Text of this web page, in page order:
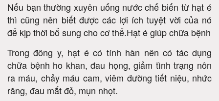
Nếu bạn thường xuyên uống nước chế biến từ hạt é
thì cũng nên biết được các lợi ích tuyệt vời của nó
để kịp thời bổ sung cho cơ thể.Hạt é giúp chữa bệnh
Trong đông y, hạt é có tính hàn nên có tác dụng
chữa bệnh ho khan, đau họng, giảm tình trạng nôn
ra máu, chảy máu cam, viêm đường tiết niệu, nhức
răng, đau mắt đỏ, mụn nhọt.